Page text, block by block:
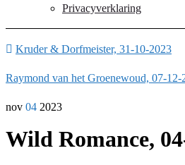
Privacyverklaring
Kruder & Dorfmeister, 31-10-2023
Raymond van het Groenewoud, 07-12-
nov 04 2023
Wild Romance,